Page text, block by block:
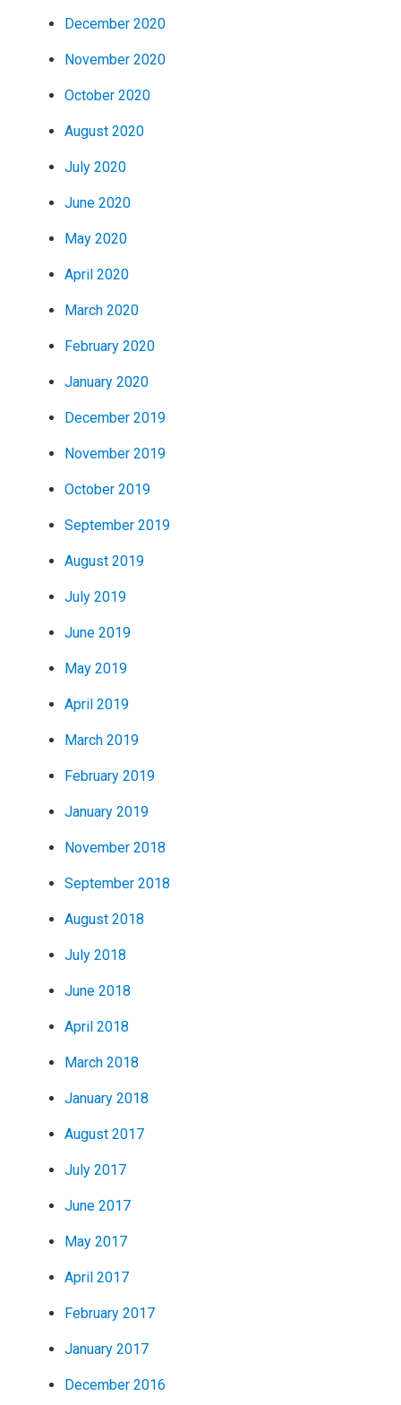
December 2020
November 2020
October 2020
August 2020
July 2020
June 2020
May 2020
April 2020
March 2020
February 2020
January 2020
December 2019
November 2019
October 2019
September 2019
August 2019
July 2019
June 2019
May 2019
April 2019
March 2019
February 2019
January 2019
November 2018
September 2018
August 2018
July 2018
June 2018
April 2018
March 2018
January 2018
August 2017
July 2017
June 2017
May 2017
April 2017
February 2017
January 2017
December 2016